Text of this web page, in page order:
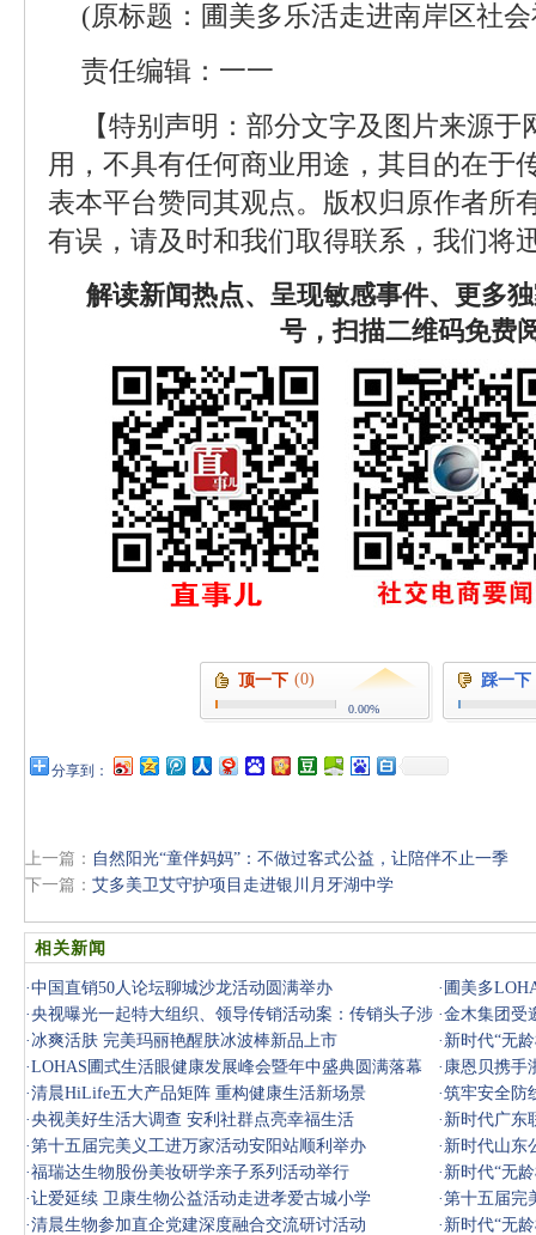
(原标题：圃美多乐活走进南岸区社
责任编辑：一一
【特别声明：部分文字及图片来源
用，不具有任何商业用途，其目的在于
表本平台赞同其观点。版权归原作者所
有误，请及时和我们取得联系，我们将
解读新闻热点、呈现敏感事件、更多
号，扫描二维码免费
顶一下 (0)
0.00%
踩一下
分享到：
上一篇： 自然阳光“童伴妈妈”：不做过客式公益，让陪伴不止一季
下一篇： 艾多美卫艾守护项目走进银川月牙湖中学
相关新闻
·中国直销50人论坛聊城沙龙活动圆满举办 · 圃美多
·央视曝光一起特大组织、领导传销活动案：传销头子涉
案近38亿
·金木集团受
·冰爽活肤 完美玛丽艳醒肤冰波棒新品上市 · 新时代“无
·LOHAS圃式生活眼健康发展峰会暨年中盛典圆满落幕 · 康恩贝携手
·清晨HiLife五大产品矩阵 重构健康生活新场景 ·筑牢安全防
·央视美好生活大调查 安利社群点亮幸福生活 · 新时代广东
·第十五届完美义工进万家活动安阳站顺利举办 · 新时代山东
·福瑞达生物股份美妆研学亲子系列活动举行 · 新时代“无
·让爱延续 卫康生物公益活动走进孝爱古城小学 ·第十五届完
·清晨生物参加直企党建深度融合交流研讨活动 · 新时代“无